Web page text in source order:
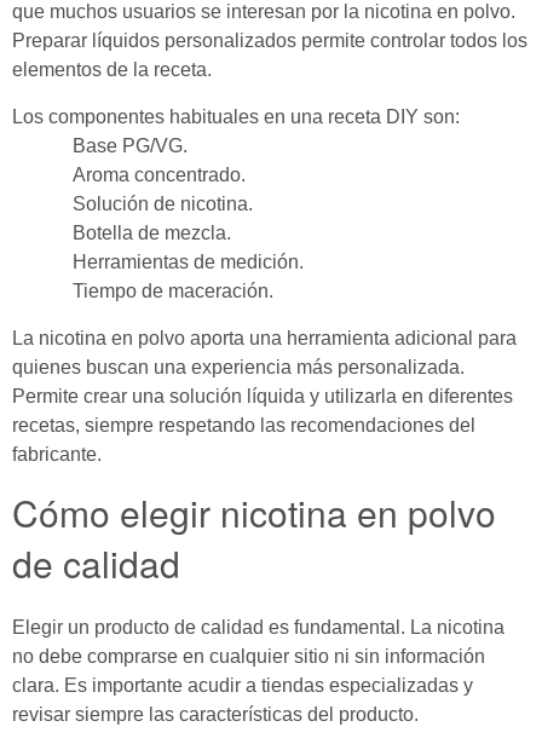
que muchos usuarios se interesan por la nicotina en polvo.
Preparar líquidos personalizados permite controlar todos los
elementos de la receta.
Los componentes habituales en una receta DIY son:
Base PG/VG.
Aroma concentrado.
Solución de nicotina.
Botella de mezcla.
Herramientas de medición.
Tiempo de maceración.
La nicotina en polvo aporta una herramienta adicional para
quienes buscan una experiencia más personalizada.
Permite crear una solución líquida y utilizarla en diferentes
recetas, siempre respetando las recomendaciones del
fabricante.
Cómo elegir nicotina en polvo
de calidad
Elegir un producto de calidad es fundamental. La nicotina
no debe comprarse en cualquier sitio ni sin información
clara. Es importante acudir a tiendas especializadas y
revisar siempre las características del producto.